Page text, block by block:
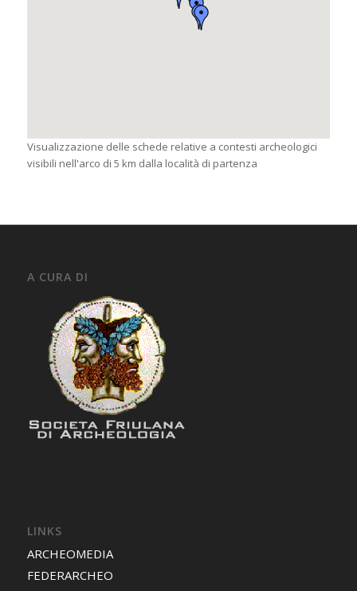
Visualizzazione delle schede relative a contesti archeologici
visibili nell'arco di 5 km dalla località di partenza
A CURA DI
LINKS
ARCHEOMEDIA
FEDERARCHEO